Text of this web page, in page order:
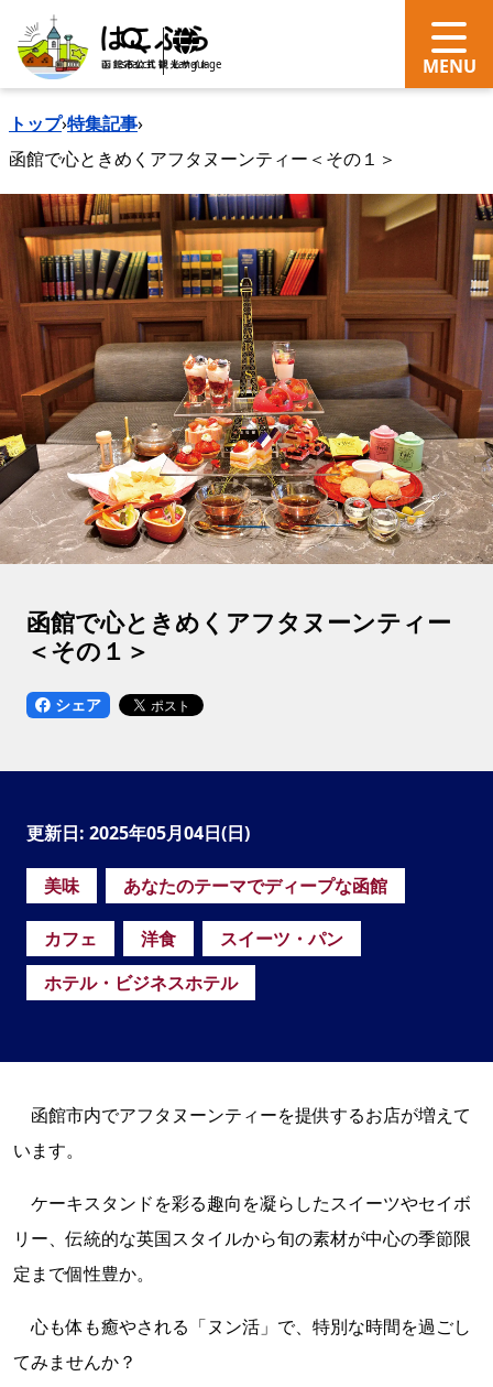
search Language
トップ›特集記事›
函館で心ときめくアフタヌーンティー＜その１＞
函館で心ときめくアフタヌーンティー
＜その１＞
シェア
更新日: 2025年05月04日(日)
美味 あなたのテーマでディープな函館
カフェ 洋食
スイーツ・パン
ホテル・ビジネスホテル
函館市内でアフタヌーンティーを提供するお店が増えて
います。
ケーキスタンドを彩る趣向を凝らしたスイーツやセイボ
リー、伝統的な英国スタイルから旬の素材が中心の季節限
定まで個性豊か。
心も体も癒やされる「ヌン活」で、特別な時間を過ごし
てみませんか？